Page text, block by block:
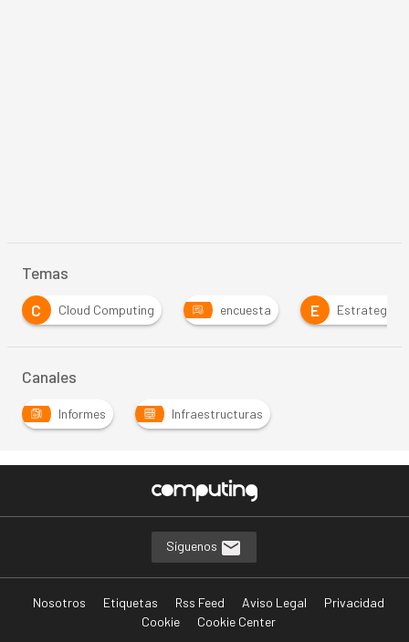
Temas
C
Cloud Computing encuesta E Estrategia
Canales
Informes Infraestructuras
Síguenos
Nosotros Etiquetas Rss Feed Aviso Legal
Privacidad
Cookie
Cookie Center